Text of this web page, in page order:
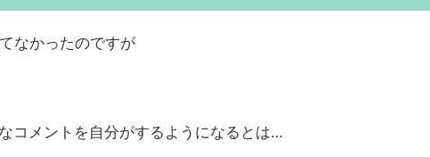
なかったのですが
コメントを自分がするようになるとは…